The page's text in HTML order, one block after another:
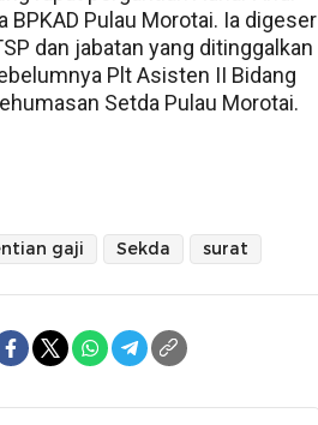
BPKAD Pulau Morotai. Ia digeser
dan jabatan yang ditinggalkan
Plt Asisten II Bidang
Setda Pulau Morotai.
gaji Sekda surat